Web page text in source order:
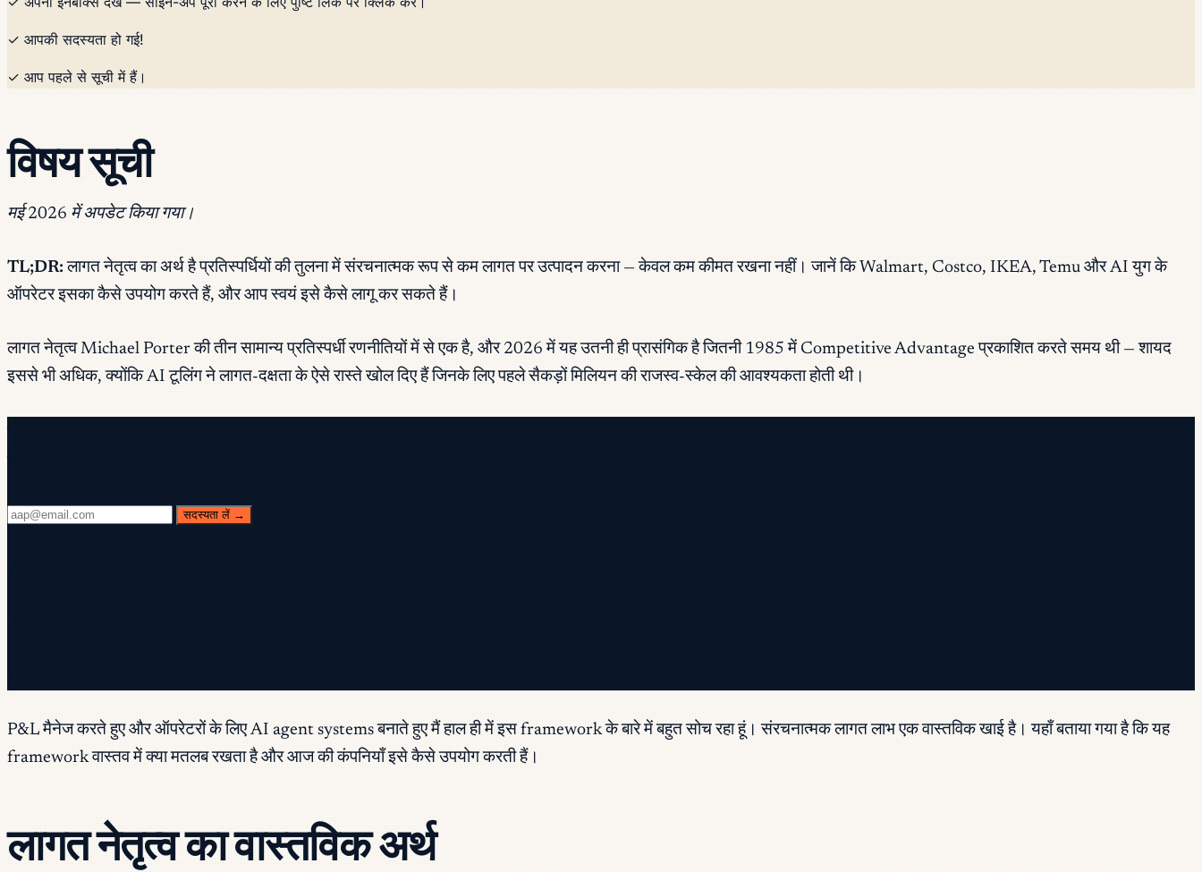
✓ आपकी सदस्यता हो गई!
✓ आप पहले से सूची में हैं।
विषय सूची
मई 2026 में अपडेट किया गया।
TL;DR: लागत नेतृत्व का अर्थ है प्रतिस्पर्धियों की तुलना में संरचनात्मक रूप से कम लागत पर उत्पादन करना — केवल कम कीमत रखना नहीं। जानें कि Walmart, Costco, IKEA, Temu और AI युग के
ऑपरेटर इसका कैसे उपयोग करते हैं, और आप स्वयं इसे कैसे लागू कर सकते हैं।
लागत नेतृत्व Michael Porter की तीन सामान्य प्रतिस्पर्धी रणनीतियों में से एक है, और 2026 में यह उतनी ही प्रासंगिक है जितनी 1985 में Competitive Advantage प्रकाशित करते समय थी — शायद
इससे भी अधिक, क्योंकि AI टूलिंग ने लागत-दक्षता के ऐसे रास्ते खोल दिए हैं जिनके लिए पहले सैकड़ों मिलियन की राजस्व-स्केल की आवश्यकता होती थी।
सदस्यता लें →
P&L मैनेज करते हुए और ऑपरेटरों के लिए AI agent systems बनाते हुए मैं हाल ही में इस framework के बारे में बहुत सोच रहा हूं। संरचनात्मक लागत लाभ एक वास्तविक खाई है। यहाँ बताया गया है कि यह
framework वास्तव में क्या मतलब रखता है और आज की कंपनियाँ इसे कैसे उपयोग करती हैं।
लागत नेतृत्व का वास्तविक अर्थ